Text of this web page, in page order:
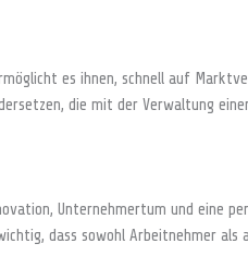
es ihnen, schnell auf
die mit der Verwaltung
Unternehmertum und eine
dass sowohl Arbeitnehmer als